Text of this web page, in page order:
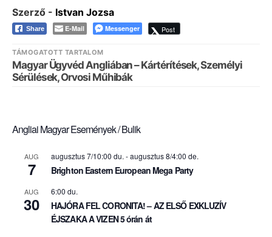
Szerző - Istvan Jozsa
Share E-Mail Messenger Post
TÁMOGATOTT TARTALOM
Magyar Ügyvéd Angliában – Kártérítések, Személyi
Sérülések, Orvosi Műhibák
Angliai Magyar Események / Bulik
AUG
7
augusztus 7/10:00 du. -augusztus 8/4:00 de.
Brighton Eastern European Mega Party
AUG
30
6:00 du.
HAJÓRA FEL CORONITA! – AZ ELSŐ EXKLUZÍV
ÉJSZAKA A VIZEN 5 órán át